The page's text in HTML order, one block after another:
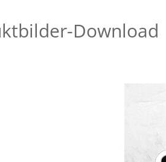
Download